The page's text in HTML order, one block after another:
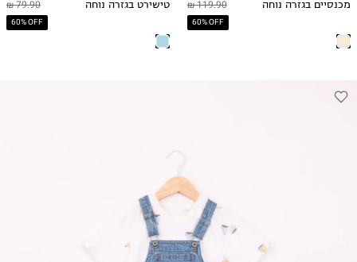
119.90 ₪
60% OFF
מכנסיים בגזרה נוחה 79.90 ₪
60% OFF
טישירט בגזרה נוחה